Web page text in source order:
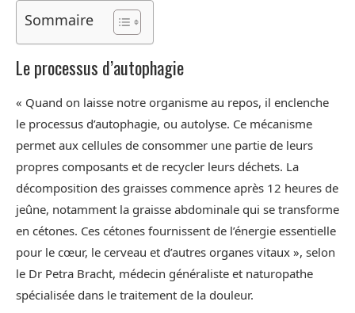
Sommaire
Le processus d’autophagie
« Quand on laisse notre organisme au repos, il enclenche
le processus d’autophagie, ou autolyse. Ce mécanisme
permet aux cellules de consommer une partie de leurs
propres composants et de recycler leurs déchets. La
décomposition des graisses commence après 12 heures de
jeûne, notamment la graisse abdominale qui se transforme
en cétones. Ces cétones fournissent de l’énergie essentielle
pour le cœur, le cerveau et d’autres organes vitaux », selon
le Dr Petra Bracht, médecin généraliste et naturopathe
spécialisée dans le traitement de la douleur.